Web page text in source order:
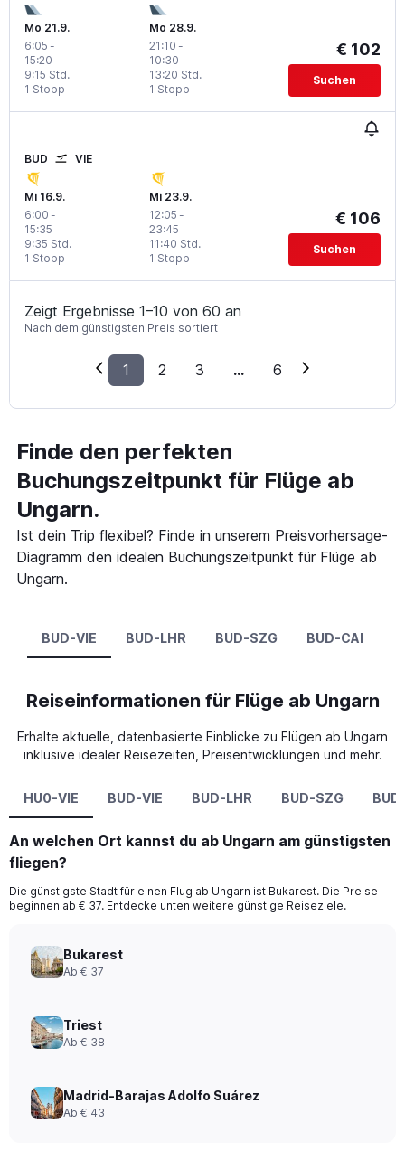
Mo 21.9.
6:05 -
15:20
1 Stopp
9:15 Std.
Mo 28.9.
21:10 -
10:30
1 Stopp
13:20 Std.
€ 102
Suchen
BUD VIE
Mi 16.9.
6:00 -
15:35
1 Stopp
9:35 Std.
Mi 23.9.
12:05 -
23:45
1 Stopp
11:40 Std.
€ 106
Suchen
Zeigt Ergebnisse 1–10 von 60 an
Nach dem günstigsten Preis sortiert
1 2 3 ... 6
Finde den perfekten
Buchungszeitpunkt für Flüge ab
Ungarn.
Ist dein Trip flexibel? Finde in unserem Preisvorhersage-
Diagramm den idealen Buchungszeitpunkt für Flüge ab
Ungarn.
BUD-VIE BUD-LHR BUD-SZG BUD-CAI
Reiseinformationen für Flüge ab Ungarn
Erhalte aktuelle, datenbasierte Einblicke zu Flügen ab Ungarn
inklusive idealer Reisezeiten, Preisentwicklungen und mehr.
HU0-VIE BUD-VIE BUD-LHR BUD-SZG
An welchen Ort kannst du ab Ungarn am günstigsten
fliegen?
Die günstigste Stadt für einen Flug ab Ungarn ist Bukarest. Die Preise
beginnen ab € 37. Entdecke unten weitere günstige Reiseziele.
Bukarest
Ab € 37
Triest
Ab € 38
Madrid-Barajas Adolfo Suárez
Ab € 43